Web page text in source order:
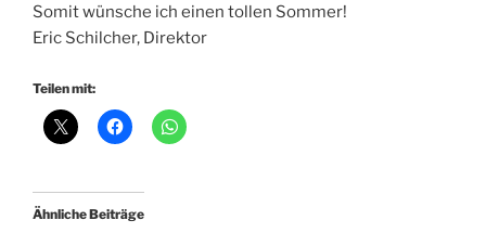
Somit wünsche ich einen tollen Sommer!
Eric Schilcher, Direktor
Teilen mit:
Ähnliche Beiträge